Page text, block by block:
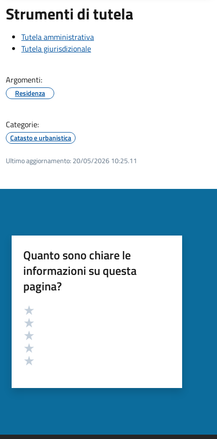
Strumenti di tutela
Tutela amministrativa
Tutela giurisdizionale
Argomenti:
Residenza
Categorie:
Catasto e urbanistica
Ultimo aggiornamento: 20/05/2026 10:25.11
Quanto sono chiare le
informazioni su questa
pagina?
Valutazione